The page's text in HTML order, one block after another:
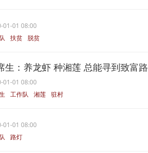
01-01 08:00
扶贫 脱贫
生：养龙虾 种湘莲 总能寻到致富路
01-01 08:00
工作队 湘莲 驻村
01-01 08:00
路灯